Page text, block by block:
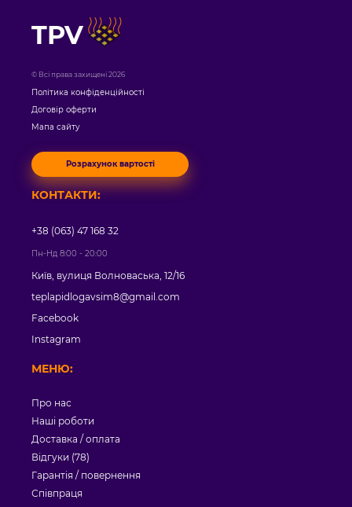
TPV
© Всі права захищені 2026
Політика конфіденційності
Договір оферти
Мапа сайту
Розрахунок вартості
МЕНЮ:
Про нас
Наші роботи
Доставка / оплата
Відгуки (78)
Гарантія / повернення
Співпраця
КОНТАКТИ:
+38 (063) 47 168 32
Пн-Нд 8:00 - 20:00
Київ, вулиця Волноваська, 12/16
teplapidlogavsim8@gmail.com
Facebook
Instagram